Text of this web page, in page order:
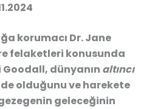
korumacı Dr. Jane
felaketleri konusunda
Goodall, dünyanın altıncı
olduğunu ve harekete
geleceğinin